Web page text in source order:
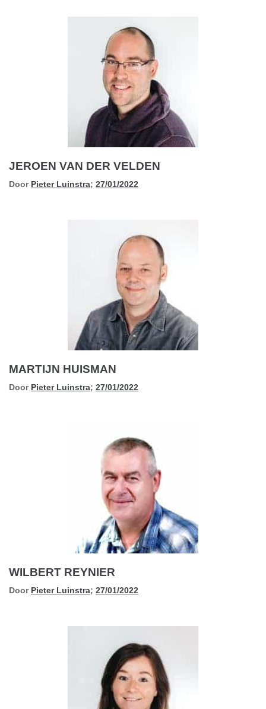
JEROEN VAN DER VELDEN
Door Pieter Luinstra; 27/01/2022
MARTIJN HUISMAN
Door Pieter Luinstra; 27/01/2022
WILBERT REYNIER
Door Pieter Luinstra; 27/01/2022